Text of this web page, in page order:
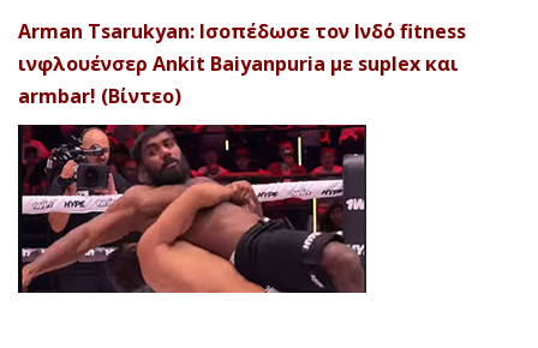
Arman Tsarukyan: Ισοπέδωσε τον Ινδό fitness
ινφλουένσερ Ankit Baiyanpuria με suplex και
armbar! (Βίντεο)